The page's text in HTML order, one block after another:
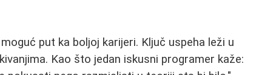
put ka boljoj karijeri. Ključ uspeha leži u
Kao što jedan iskusni programer kaže: